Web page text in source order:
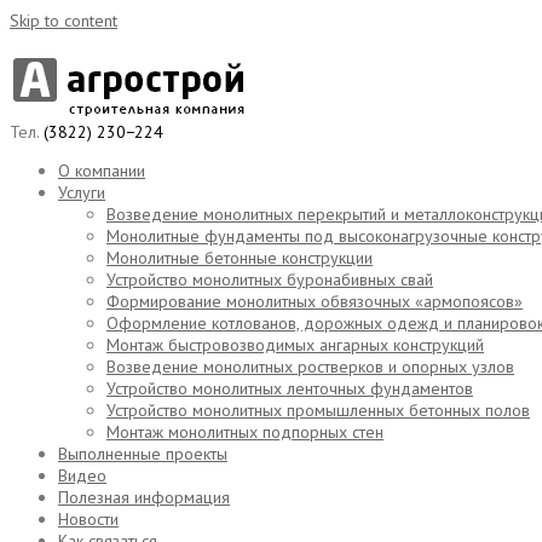
Skip to content
Тел. (3822) 230−224
О компании
Услуги
Возведение монолитных перекрытий и
Монолитные фундаменты под высоконагрузочные
Монолитные бетонные конструкции
Устройство монолитных буронабивных свай
Формирование монолитных обвязочных «армопоясов»
Оформление котлованов, дорожных одежд и
Монтаж быстровозводимых ангарных конструкций
Возведение монолитных ростверков и опорных узлов
Устройство монолитных ленточных фундаментов
Устройство монолитных промышленных бетонных полов
Монтаж монолитных подпорных стен
Выполненные проекты
Видео
Полезная информация
Новости